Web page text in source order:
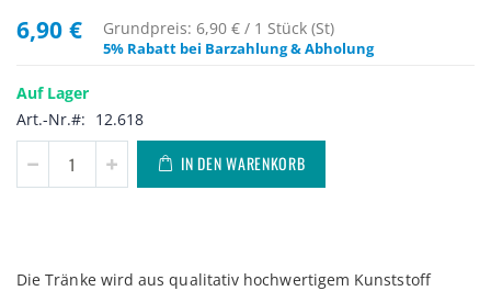
6,90 € Grundpreis: 6,90 € / 1 Stück (St)
5% Rabatt bei Barzahlung & Abholung
Auf Lager
Art.-Nr.
12.618
IN DEN WARENKORB
Die Tränke wird aus qualitativ hochwertigem Kunststoff